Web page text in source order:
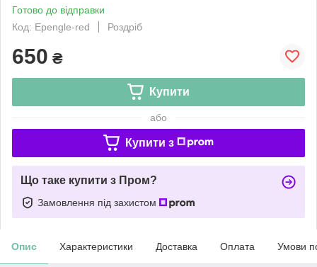
Готово до відправки
Код: Epengle-red
Роздріб
650 ₴
Купити
або
Купити з
Що таке купити з Пром?
Замовлення під захистом
Опис Характеристики Доставка Оплата Умови